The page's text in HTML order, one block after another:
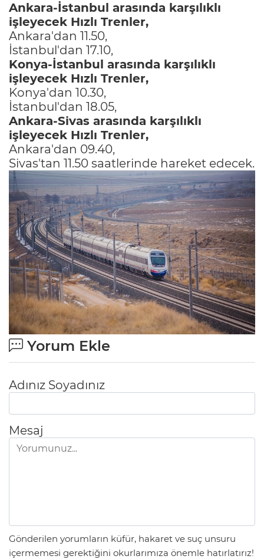
Ankara-İstanbul arasında karşılıklı
işleyecek Hızlı Trenler,
Ankara'dan 11.50,
İstanbul'dan 17.10,
Konya-İstanbul arasında karşılıklı
işleyecek Hızlı Trenler,
Konya'dan 10.30,
İstanbul'dan 18.05,
Ankara-Sivas arasında karşılıklı
işleyecek Hızlı Trenler,
Ankara'dan 09.40,
Sivas'tan 11.50 saatlerinde hareket edecek.
Yorum Ekle
Adınız Soyadınız
Mesaj
Gönderilen yorumların küfür, hakaret ve suç unsuru
içermemesi gerektiğini okurlarımıza önemle hatırlatırız!